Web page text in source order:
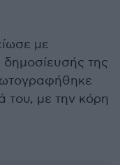
με
της
του, με την κόρη